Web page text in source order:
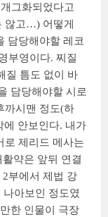
그화되었다고
않고…) 어떻게
담당해야할 레코
부영이다. 찌질
질 틈도 없이 바
담당해야할 시로
까시맨 정도(하
에 안보인다. 내가
로 제리드 메사는
약은 앞뒤 연결
부에서 제법 강
아보인 정도였
한 인물이 극장